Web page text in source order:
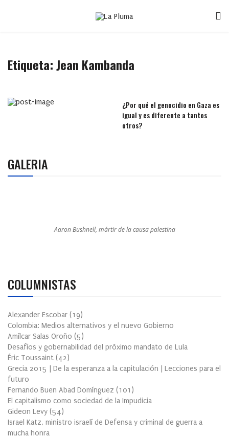
Etiqueta:Jean Kambanda
¿Por qué el genocidio en Gaza es
igual y es diferente a tantos
otros?
GALERIA
Aaron Bushnell, mártir de la causa palestina
COLUMNISTAS
Alexander Escobar (19)
Colombia: Medios alternativos y el nuevo Gobierno
Amílcar Salas Oroño (5)
Desafíos y gobernabilidad del próximo mandato de Lula
Éric Toussaint (42)
Grecia 2015 | De la esperanza a la capitulación | Lecciones para el
futuro
Fernando Buen Abad Domínguez (101 )
El capitalismo como sociedad de la Impudicia
Gideon Levy (54)
Israel Katz, ministro israelí de Defensa y criminal de guerra a
mucha honra